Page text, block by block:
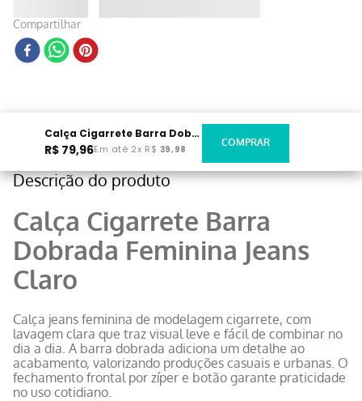
Compartilhar
Calça Cigarrete Barra Dobrada Feminina Jeans Claro
R$ 79,96Em até 2x R$ 39,98
Descrição do produto
Calça Cigarrete Barra
Dobrada Feminina Jeans
Claro
Calça jeans feminina de modelagem cigarrete, com
lavagem clara que traz visual leve e fácil de combinar no
dia a dia. A barra dobrada adiciona um detalhe ao
acabamento, valorizando produções casuais e urbanas. O
fechamento frontal por zíper e botão garante praticidade
no uso cotidiano.